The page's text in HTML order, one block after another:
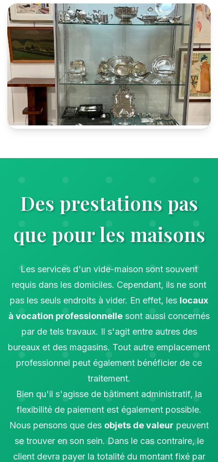
Des prestations pas
que pour les maisons
Les services d'un vide-maison sont souvent
requis dans les domiciles. Cependant, ils ne sont
pas les seuls endroits à vider. En effet, les locaux
à vocation professionnelle sont aussi concernés
par de tels travaux. Il s'agit entre autres des
bureaux et des magasins. Tout autre emplacement
professionnel peut également bénéficier de ce
traitement.
Bien qu'il s'agisse de bâtiment administratif, la
flexibilité de paiement est également possible.
Nous pensons que des objets de valeur peuvent
se trouver en son sein. Dans le cas contraire, le
client devra payer la totalité du montant fixé par